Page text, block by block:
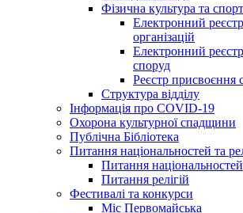
Фізична культура та спорт
Електронний
організацій
Електронний
споруд
Реєстр присвоєння
Структура відділу
Інформація про COVID-19
Охорона культурної спадщини
Публічна Бібліотека
Питання національностей та
Питання національностей
Питання релігій
Фестивалі та конкурси
Міс Первомайська